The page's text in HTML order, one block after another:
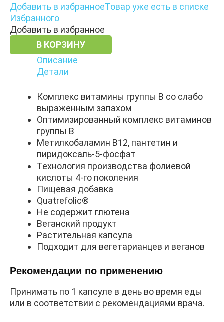
Добавить в избранноеТовар уже есть в списке
Избранного
Добавить в избранное
В КОРЗИНУ
Описание
Детали
Комплекс витамины группы B со слабо
выраженным запахом
Оптимизированный комплекс витаминов
группы B
Метилкобаламин B12, пантетин и
пиридоксаль-5-фосфат
Технология производства фолиевой
кислоты 4-го поколения
Пищевая добавка
Quatrefolic®
Не содержит глютена
Веганский продукт
Растительная капсула
Подходит для вегетарианцев и веганов
Рекомендации по применению
Принимать по 1 капсуле в день во время еды
или в соответствии с рекомендациями врача.